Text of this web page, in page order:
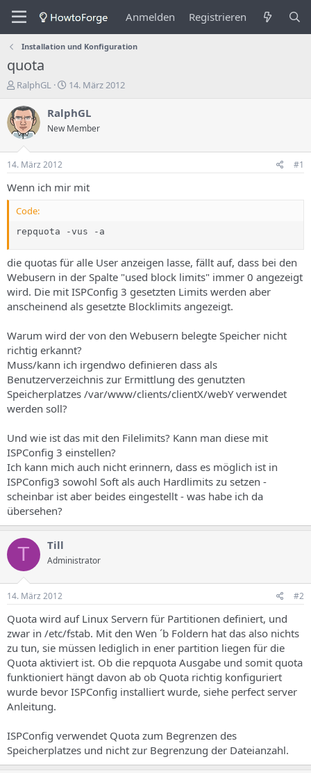
Anmelden Registrieren
Installation und Konfiguration
quota
E
s
t
e
e
r
e
T
e
m
a
s
RalphGL
E
s
e
n
a
u
m
14. März 2012
RalphGL
New Member
14. März 2012 #1
Wenn ich mir mit
Code:
repquota -vus -a
die quotas für alle User anzeigen lasse, fällt auf, dass bei den
Webusern in der Spalte "used block limits" immer 0 angezeigt
wird. Die mit ISPConfig 3 gesetzten Limits werden aber
anscheinend als gesetzte Blocklimits angezeigt.
Warum wird der von den Webusern belegte Speicher nicht
richtig erkannt?
Muss/kann ich irgendwo definieren dass als
Benutzerverzeichnis zur Ermittlung des genutzten
Speicherplatzes /var/www/clients/clientX/webY verwendet
werden soll?
Und wie ist das mit den Filelimits? Kann man diese mit
ISPConfig 3 einstellen?
Ich kann mich auch nicht erinnern, dass es möglich ist in
ISPConfig3 sowohl Soft als auch Hardlimits zu setzen -
scheinbar ist aber beides eingestellt - was habe ich da
übersehen?
T Till
Administrator
14. März 2012 #2
Quota wird auf Linux Servern für Partitionen definiert, und
zwar in /etc/fstab. Mit den Wen ´b Foldern hat das also nichts
zu tun, sie müssen lediglich in ener partition liegen für die
Quota aktiviert ist. Ob die repquota Ausgabe und somit quota
funktioniert hängt davon ab ob Quota richtig konfiguriert
wurde bevor ISPConfig installiert wurde, siehe perfect server
Anleitung.
ISPConfig verwendet Quota zum Begrenzen des
Speicherplatzes und nicht zur Begrenzung der Dateianzahl.